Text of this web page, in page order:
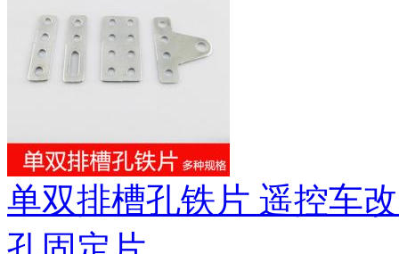
单双排槽孔铁片 遥控车